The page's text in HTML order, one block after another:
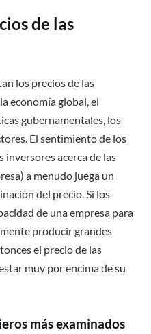
de las
los precios de las
economía global, el
gubernamentales, los
El sentimiento de los
inversores acerca de las
a menudo juega un
del precio. Si los
de una empresa para
producir grandes
el precio de las
muy por encima de su
más examinados